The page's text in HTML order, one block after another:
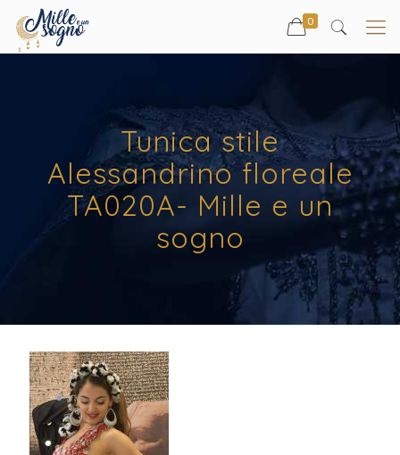
0
Tunica stile
Alessandrino floreale
TA020A- Mille e un
sogno